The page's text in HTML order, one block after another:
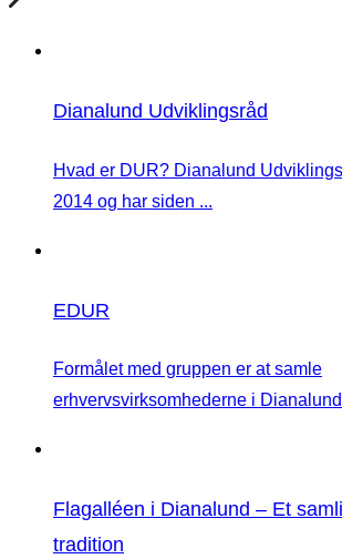
Dianalund Udviklingsråd
Hvad er DUR? Dianalund
2014 og har siden ...
EDUR
Formålet med gruppen er at samle
erhvervsvirksomhederne i
Flagalléen i Dianalund – Et
tradition